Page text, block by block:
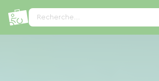
Recherche...
Panneau de gestion des cookies